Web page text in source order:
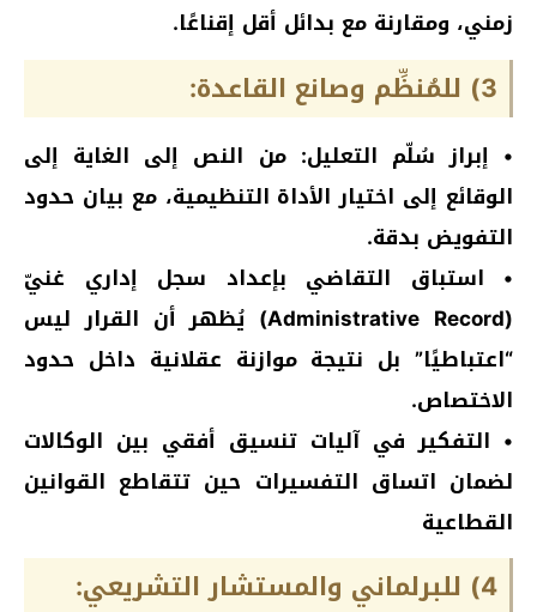
زمني، ومقارنة مع بدائل أقل إقناعًا.
3) للمُنظِّم وصانع القاعدة:
• إبراز سُلّم التعليل: من النص إلى الغاية إلى
الوقائع إلى اختيار الأداة التنظيمية، مع بيان حدود
التفويض بدقة.
• استباق التقاضي بإعداد سجل إداري غنيّ
(Administrative Record) يُظهر أن القرار ليس
“اعتباطيًا” بل نتيجة موازنة عقلانية داخل حدود
الاختصاص.
• التفكير في آليات تنسيق أفقي بين الوكالات
لضمان اتساق التفسيرات حين تتقاطع القوانين
القطاعية
4) للبرلماني والمستشار التشريعي: